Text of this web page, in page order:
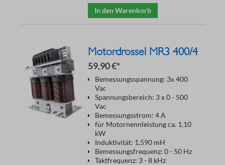
In den Warenkorb
Motordrossel MR3 400/4
59,90 €*
Bemessungsspannung: 3x 400
Vac
Spannungsbereich: 3 x 0 - 500
Vac
Bemessungsstrom: 4 A
für Motornennleistung ca. 1,10
kW
Induktivität: 1,590 mH
Bemessungsfrequenz: 0 - 50 Hz
Taktfrequenz: 3 - 8 kHz